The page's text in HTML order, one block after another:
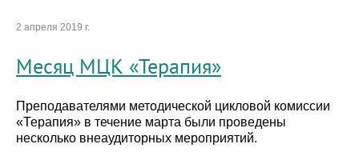
2 апреля 2019 г.
Месяц МЦК «Терапия»
Преподавателями методической цикловой комиссии
«Терапия» в течение марта были проведены
несколько внеаудиторных мероприятий.